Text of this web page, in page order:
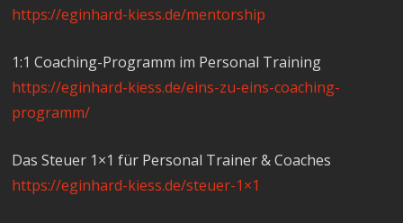
https://eginhard-kiess.de/mentorship
1:1 Coaching-Programm im Personal Training
https://eginhard-kiess.de/eins-zu-eins-coaching-
programm/
Das Steuer 1×1 für Personal Trainer & Coaches
https://eginhard-kiess.de/steuer-1×1